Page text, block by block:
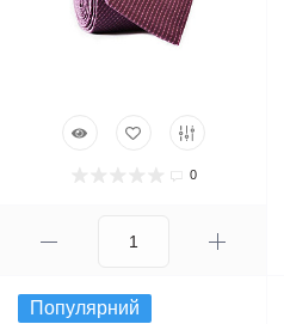
0
Популярний